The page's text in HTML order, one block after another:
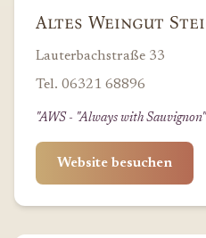
Altes Weingut
Lauterbachstraße 33
Tel. 06321 68896
"AWS - "Always with
Website besuchen